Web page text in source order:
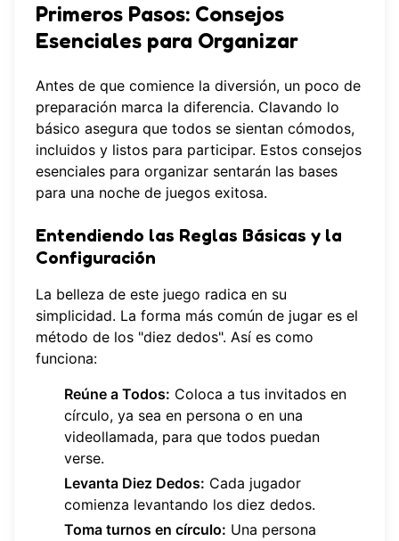
Primeros Pasos: Consejos
Esenciales para Organizar
Antes de que comience la diversión, un poco de
preparación marca la diferencia. Clavando lo
básico asegura que todos se sientan cómodos,
incluidos y listos para participar. Estos consejos
esenciales para organizar sentarán las bases
para una noche de juegos exitosa.
Entendiendo las Reglas Básicas y la
Configuración
La belleza de este juego radica en su
simplicidad. La forma más común de jugar es el
método de los "diez dedos". Así es como
funciona:
Reúne a Todos: Coloca a tus invitados en
círculo, ya sea en persona o en una
videollamada, para que todos puedan
verse.
Levanta Diez Dedos: Cada jugador
comienza levantando los diez dedos.
Toma turnos en círculo: Una persona